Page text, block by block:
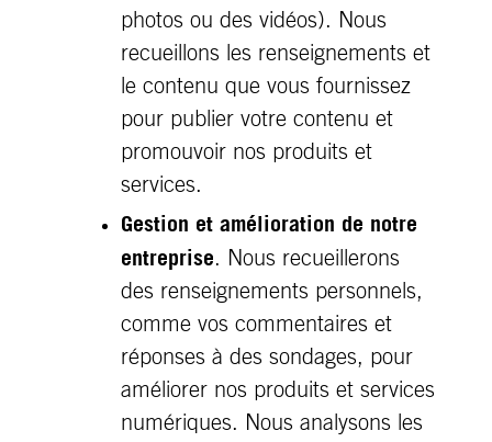
photos ou des vidéos). Nous
recueillons les renseignements et
le contenu que vous fournissez
pour publier votre contenu et
promouvoir nos produits et
services.
Gestion et amélioration de notre
entreprise. Nous recueillerons
des renseignements personnels,
comme vos commentaires et
réponses à des sondages, pour
améliorer nos produits et services
numériques. Nous analysons les